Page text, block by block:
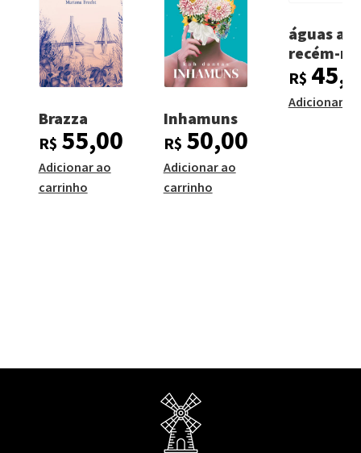
Brazza
R$ 55,00
Adicionar ao
carrinho
Inhamuns
R$ 50,00
Adicionar ao
carrinho
águas
recém-
R$
Adicionar